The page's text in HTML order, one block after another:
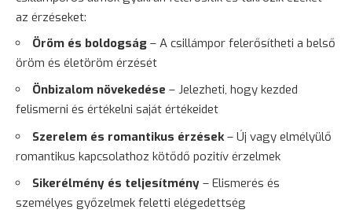
az érzéseket:
Öröm és boldogság – A csillámpor felerősítheti a belső
öröm és életöröm érzését
Önbizalom növekedése – Jelezheti, hogy kezded
felismerni és értékelni saját értékeidet
Szerelem és romantikus érzések– Új vagy elmélyülő
romantikus kapcsolathoz kötődő pozitív érzelmek
Sikerélmény és teljesítmény – Elismerés és
személyes győzelmek feletti elégedettség